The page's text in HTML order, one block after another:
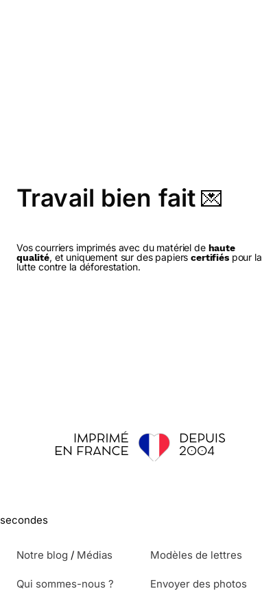
Travail bien fait 💌
Vos courriers imprimés avec du matériel de haute
qualité, et uniquement sur des papierscertifiéspour la
lutte contre la déforestation.
secondes
Notre blog / Médias
Qui sommes-nous ?
Modèles de lettres
Envoyer des photos